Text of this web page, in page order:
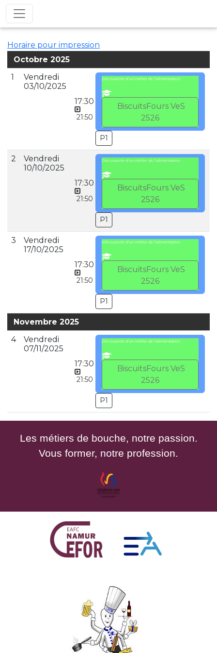
Horaire pour impression
Octobre 2025
1
Vendredi
03/10/2025
17:30
21:50
Découverte d'un métier de l'alimentation
BiscuitsFours VeS
2526
P1
2
Vendredi
10/10/2025
17:30
21:50
Découverte d'un métier de l'alimentation
BiscuitsFours VeS
2526
P1
3
Vendredi
17/10/2025
17:30
21:50
Découverte d'un métier de l'alimentation
BiscuitsFours VeS
2526
P1
Novembre 2025
4
Vendredi
07/11/2025
17:30
21:50
Découverte d'un métier de l'alimentation
BiscuitsFours VeS
2526
P1
Les métiers de bouche, notre passion.
Vous former, notre profession.